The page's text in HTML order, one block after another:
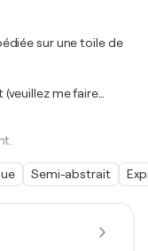
sur une toile de
me faire…
Semi-abstrait